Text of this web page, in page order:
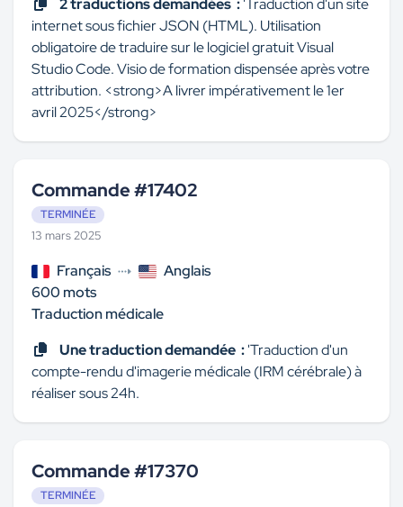
2 traductions demandées :'Traduction d'un site
internet sous fichier JSON (HTML). Utilisation
obligatoire de traduire sur le logiciel gratuit Visual
Studio Code. Visio de formation dispensée après votre
attribution. <strong>A livrer impérativement le 1er
avril 2025</strong>
Commande #17402
TERMINÉE
13 mars 2025
Français
Anglais
600 mots
Traduction médicale
Une traduction demandée :'Traduction d'un
compte-rendu d'imagerie médicale (IRM cérébrale) à
réaliser sous 24h.
Commande #17370
TERMINÉE